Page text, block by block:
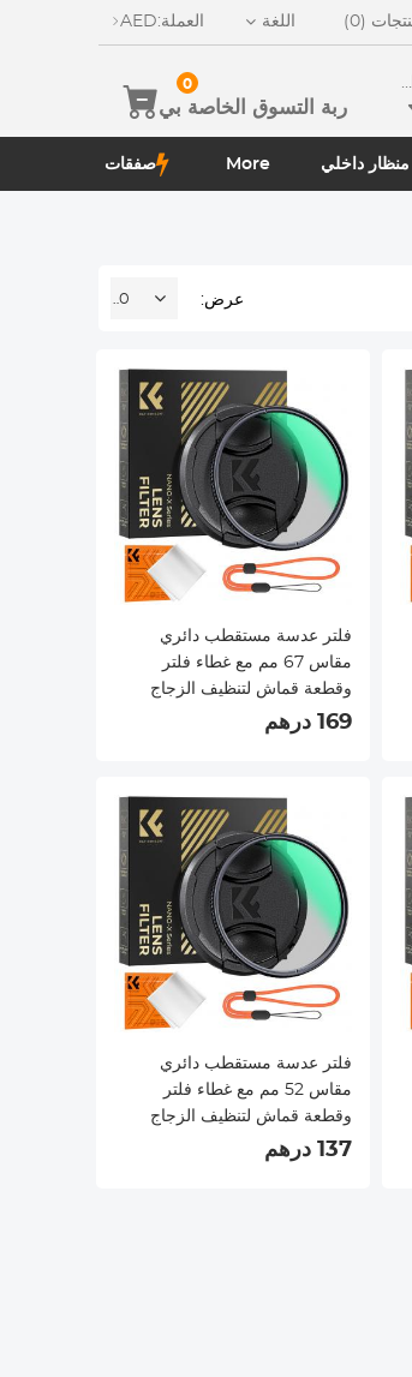
(0) اللغة العملة:AED
ربة التسوق الخاصة بي
0
منظار داخلي More صفقات
عرض: 20
فلتر عدسة مستقطب دائري
مقاس 67 مم مع غطاء فلتر
وقطعة قماش لتنظيف الزجاج
169 درهم
فلتر عدسة مستقطب دائري
مقاس 52 مم مع غطاء فلتر
وقطعة قماش لتنظيف الزجاج
137 درهم